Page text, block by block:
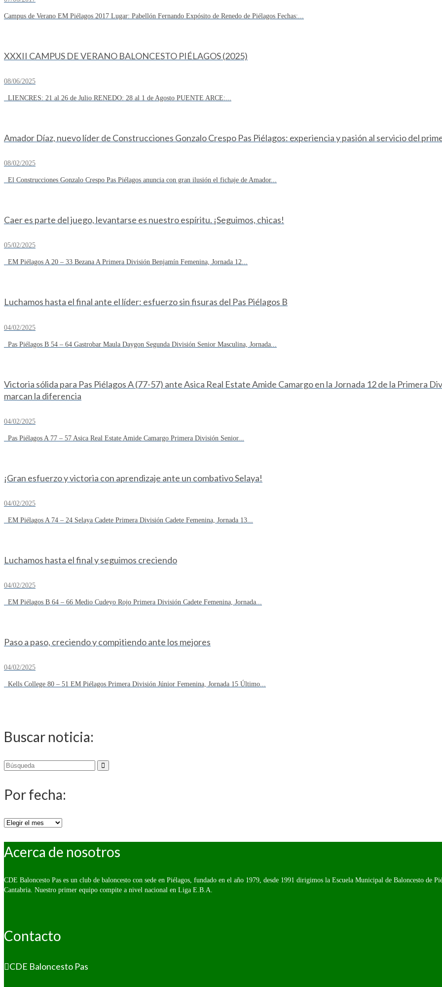
Campus de Verano EM Piélagos 2017 Lugar: Pabellón Fernando Expósito de Renedo de Piélagos Fechas:...
XXXII CAMPUS DE VERANO BALONCESTO PIÉLAGOS (2025)
08/06/2025
LIENCRES: 21 al 26 de Julio RENEDO: 28 al 1 de Agosto PUENTE ARCE:...
Amador Díaz, nuevo líder de Construcciones Gonzalo Crespo Pas Piélagos: experiencia y pasión al servicio del
08/02/2025
El Construcciones Gonzalo Crespo Pas Piélagos anuncia con gran ilusión el fichaje de Amador...
Caer es parte del juego, levantarse es nuestro espíritu. ¡Seguimos, chicas!
05/02/2025
EM Piélagos A 20 – 33 Bezana A Primera División Benjamín Femenina, Jornada 12...
Luchamos hasta el final ante el líder: esfuerzo sin fisuras del Pas Piélagos B
04/02/2025
Pas Piélagos B 54 – 64 Gastrobar Maula Daygon Segunda División Senior Masculina, Jornada...
Victoria sólida para Pas Piélagos A (77-57) ante Asica Real Estate Amide Camargo en la Jornada 12 de la Primera
marcan la diferencia
04/02/2025
Pas Piélagos A 77 – 57 Asica Real Estate Amide Camargo Primera División Senior...
¡Gran esfuerzo y victoria con aprendizaje ante un combativo Selaya!
04/02/2025
EM Piélagos A 74 – 24 Selaya Cadete Primera División Cadete Femenina, Jornada 13...
Luchamos hasta el final y seguimos creciendo
04/02/2025
EM Piélagos B 64 – 66 Medio Cudeyo Rojo Primera División Cadete Femenina, Jornada...
Paso a paso, creciendo y compitiendo ante los mejores
04/02/2025
Kells College 80 – 51 EM Piélagos Primera División Júnior Femenina, Jornada 15 Último...
Buscar noticia:
Buscar
Por fecha:
Por
Acerca de nosotros
CDE Baloncesto Pas es un club de baloncesto con sede en Piélagos, fundado en el año 1979, desde 1991 dirigimos la Escuela Municipal de Baloncesto de
Cantabria. Nuestro primer equipo compite a nivel nacional en Liga E.B.A.
Contacto
CDE Baloncesto Pas